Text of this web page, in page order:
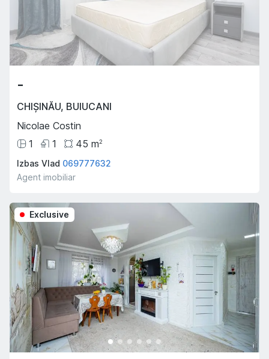
-
CHIȘINĂU, BUIUCANI
Nicolae Costin
1
1 45 m2
Izbas Vlad 069777632
Agent imobiliar
Exclusive